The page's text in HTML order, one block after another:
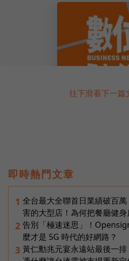
往下滑看下一篇
即時熱門文章
1 全台最大全聯首日業績破百
害的大型店！為何把餐廳健身
2 告別「極速迷思」！
麼才是 5G 時代的好網路？
3 黃仁勳兆元宴永遠站最後一排